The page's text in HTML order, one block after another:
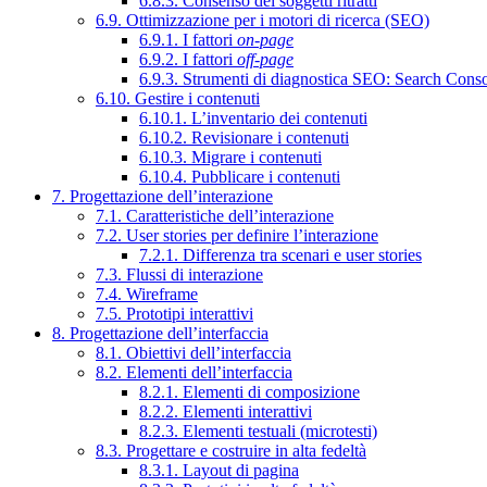
6.9. Ottimizzazione per i motori di ricerca (SEO)
6.9.1. I fattori on-page
6.9.2. I fattori off-page
6.9.3. Strumenti di diagnostica SEO: Search
6.10. Gestire i contenuti
6.10.1. L’inventario dei contenuti
6.10.2. Revisionare i contenuti
6.10.3. Migrare i contenuti
6.10.4. Pubblicare i contenuti
7. Progettazione dell’interazione
7.1. Caratteristiche dell’interazione
7.2. User stories per definire l’interazione
7.2.1. Differenza tra scenari e user stories
7.3. Flussi di interazione
7.4. Wireframe
7.5. Prototipi interattivi
8. Progettazione dell’interfaccia
8.1. Obiettivi dell’interfaccia
8.2. Elementi dell’interfaccia
8.2.1. Elementi di composizione
8.2.2. Elementi interattivi
8.2.3. Elementi testuali (microtesti)
8.3. Progettare e costruire in alta fedeltà
8.3.1. Layout di pagina